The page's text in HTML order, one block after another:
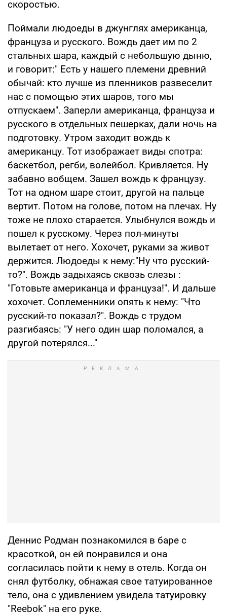
скоростью.
Поймали людоеды в джунглях американца,
француза и русского. Вождь дает им по 2
стальных шара, каждый с небольшую дыню,
и говорит:" Есть у нашего племени древний
обычай: кто лучше из пленников развеселит
нас с помощью этих шаров, того мы
отпускаем". Заперли американца, француза и
русского в отдельных пешерках, дали ночь на
подготовку. Утром заходит вождь к
американцу. Тот изображает виды спотра:
баскетбол, регби, волейбол. Кривляется. Ну
забавно вобщем. Зашел вождь к французу.
Тот на одном шаре стоит, другой на пальце
вертит. Потом на голове, потом на плечах. Ну
тоже не плохо старается. Улыбнулся вождь и
пошел к русскому. Через пол-минуты
вылетает от него. Хохочет, руками за живот
держится. Людоеды к нему:"Ну что русский-
то?". Вождь задыхаясь сквозь слезы :
"Готовьте американца и француза!". И дальше
хохочет. Соплеменники опять к нему: "Что
русский-то показал?". Вождь с трудом
разгибаясь: "У него один шар поломался, а
другой потерялся..."
Деннис Родман познакомился в баре с
красоткой, он ей понравился и она
согласилась пойти к нему в отель. Когда он
снял футболку, обнажая свое татуированное
тело, она с удивлением увидела татуировку
"Reebok" на его руке.